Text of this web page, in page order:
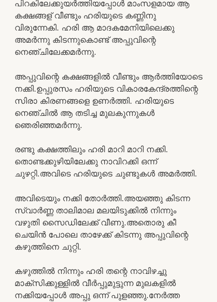
പിറകിലേക്കുയർത്തിയപ്പോൾ മാംസളമായ ആ
കക്ഷങ്ങള് വീണ്ടും ഹരിയുടെ കണ്ണിനു
വിരുന്നേകി. ഹരി ആ മാദകമേനിയിലെക്കു
അമർന്നു കിടന്നുകൊണ്ട് അപ്പുവിന്റെ
നെഞ്ചിലേക്കമർന്നു.
അപ്പുവിന്റെ കക്ഷങ്ങളിൽ വീണ്ടും ആർത്തിയോടെ
നക്കി.ഉപ്പുരസം ഹരിയുടെ വികാരകേന്ദ്രത്തിന്റെ
സിരാ കിരണങ്ങളെ ഉണർത്തി. ഹരിയുടെ
നെഞ്ചിൽ ആ തടിച്ച മുലകുന്നുകൾ
ഞെരിഞ്ഞമർന്നു.
രണ്ടു കക്ഷത്തിലും ഹരി മാറി മാറി നക്കി.
തൊണ്ടക്കുഴിയിലേക്കു നാവിറക്കി ഒന്ന്
ചുഴറ്റി.അവിടെ ഹരിയുടെ ചുണ്ടുകൾ അമർത്തി.
അവിടെയും നക്കി തോർത്തി.അയഞ്ഞു കിടന്ന
സ്വാർണ്ണ താലിമാല മലയിടുക്കിൽ നിന്നും
വഴുതി സൈഡിലേക്ക് വീണു.അതൊരു കീ
ചെയിൻ പോലെ താഴേക്ക് കിടന്നു അപ്പുവിന്റെ
കഴുത്തിനെ ചുറ്റി.
കഴുത്തിൽ നിന്നും ഹരി തന്റെ നാവിഴച്ചു
മാക്സിക്കുള്ളിൽ വീർപ്പുമുട്ടുന്ന മുലകളിൽ
നക്കിയപ്പോൾ അപ്പു ഒന്ന് പുളഞ്ഞു.നേർത്ത